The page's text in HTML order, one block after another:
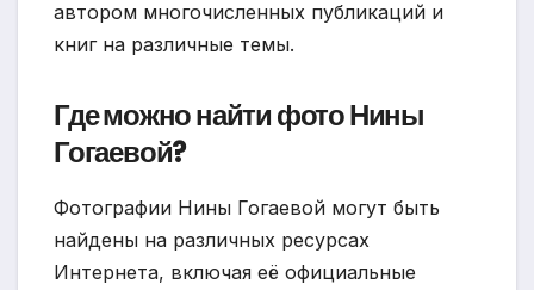
автором многочисленных публикаций и
книг на различные темы.
Где можно найти фото Нины
Гогаевой?
Фотографии Нины Гогаевой могут быть
найдены на различных ресурсах
Интернета, включая её официальные